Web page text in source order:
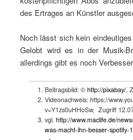
des Ertrages an Künstler
Noch lässt sich kein
Gelobt wird es in der Musik-
allerdings gibt es noch
Beitragsbild: ©http://pixabay/,
Videonachweis: https://
v=Y1zs0uHHoSw, Zugriff
vgl.http://www.maclife.de/
was-macht-ihn-besser-spotify-